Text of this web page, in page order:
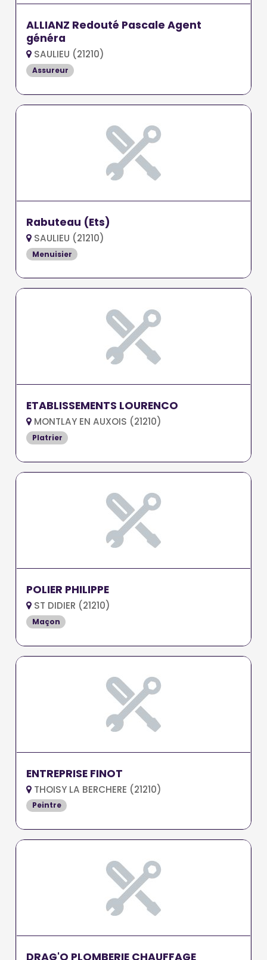
ALLIANZ Redouté Pascale Agent
généra
SAULIEU (21210)
Assureur
Rabuteau (Ets)
SAULIEU (21210)
Menuisier
ETABLISSEMENTS LOURENCO
MONTLAY EN AUXOIS (21210)
Platrier
POLIER PHILIPPE
ST DIDIER (21210)
Maçon
ENTREPRISE FINOT
THOISY LA BERCHERE (21210)
Peintre
DRAG'O PLOMBERIE CHAUFFAGE